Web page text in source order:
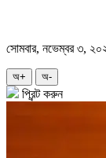
সোমবার, নভেম্বর ৩,
অ+ অ-
প্রিন্ট করুন